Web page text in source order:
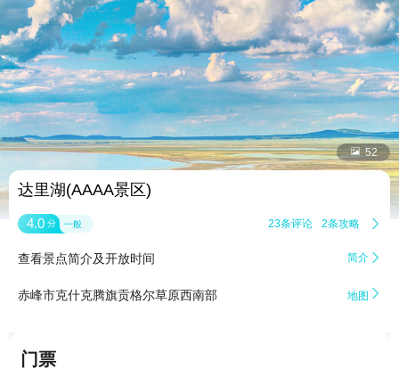
 52
达里湖(AAAA景区)
4.0 分 一般 23条评论 2条攻略 
查看景点简介及开放时间 简介 
赤峰市克什克腾旗贡格尔草原西南部 地图 
门票
